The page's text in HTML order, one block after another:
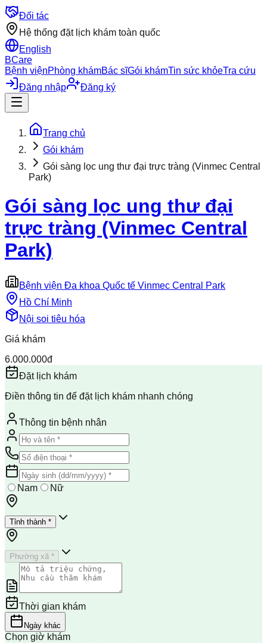
Đối tác
Hệ thống đặt lịch khám toàn quốc
English
BCare
Bệnh việnPhòng khámBác sĩGói khámTin sức khỏeTra cứu
Đăng nhập
Đăng ký
Trang chủ
Gói khám
Gói sàng lọc ung thư đại trực tràng (Vinmec Central
Park)
Gói sàng lọc ung thư đại
trực tràng (Vinmec Central
Park)
Bệnh viện Đa khoa Quốc tế Vinmec Central Park
Hồ Chí Minh
Nội soi tiêu hóa
Giá khám
6.000.000đ
Đặt lịch khám
Điền thông tin để đặt lịch khám nhanh chóng
Thông tin bệnh nhân
Nam Nữ
Tỉnh thành *
Phường xã *
Thời gian khám
Ngày khác
Chọn giờ khám